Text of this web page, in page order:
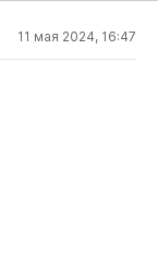
11 мая 2024, 16:47